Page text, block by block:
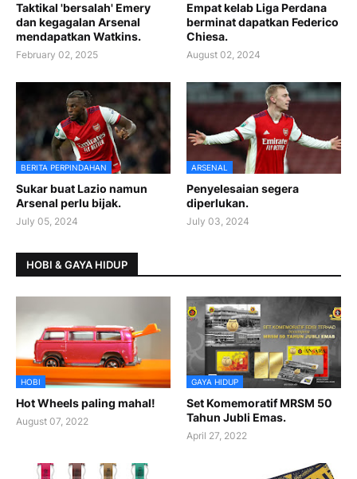
Taktikal 'bersalah' Emery
dan kegagalan Arsenal
mendapatkan Watkins.
February 02, 2025
Empat kelab Liga Perdana
berminat dapatkan Federico
Chiesa.
August 02, 2024
BERITA PERPINDAHAN
Sukar buat Lazio namun
Arsenal perlu bijak.
July 05, 2024
ARSENAL
Penyelesaian segera
diperlukan.
July 03, 2024
HOBI & GAYA HIDUP
HOBI
Hot Wheels paling mahal!
August 07, 2022
GAYA HIDUP
Set Komemoratif MRSM 50
Tahun Jubli Emas.
April 27, 2022